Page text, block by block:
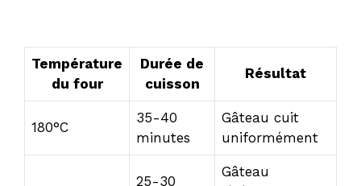
Température
du four
Durée de
cuisson
Résultat
180°C
35-40
minutes
Gâteau cuit
uniformément
25-30
Gâteau